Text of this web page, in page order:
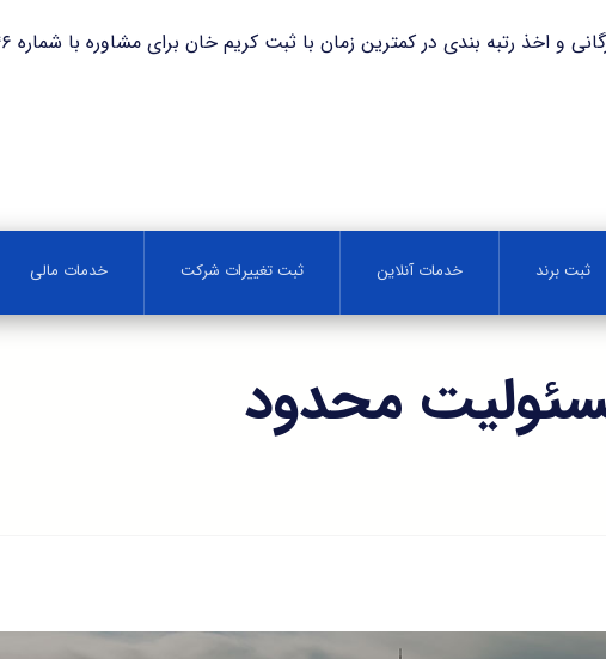
بندی در کمترین زمان با ثبت کریم خان برای مشاوره با شماره ۸۷۱۴۶ تماس حاصل فرمایید.
ثبت برند خدمات آنلاین ثبت تغییرات شرکت خدمات مالی
محدود